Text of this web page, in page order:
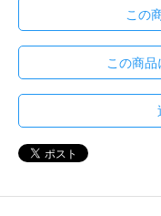
この
この商